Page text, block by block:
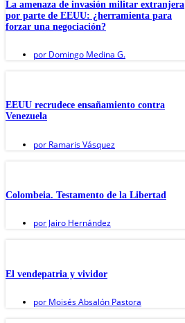
La amenaza de invasión militar extranjera
por parte de EEUU: ¿herramienta para
forzar una negociación?
por Domingo Medina G.
EEUU recrudece ensañamiento contra
Venezuela
por Ramaris Vásquez
Colombeia. Testamento de la Libertad
porJairo Hernández
El vendepatria y vividor
por Moisés Absalón Pastora